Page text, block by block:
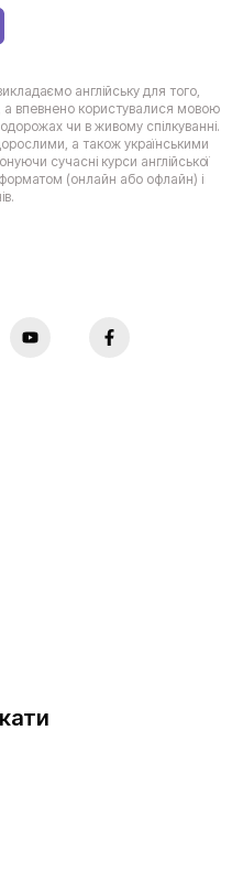
англійську для того,
а впевнено користувалися мовою
чи в живому спілкуванні.
а також українськими
сучасні курси англійської
(онлайн або офлайн) і